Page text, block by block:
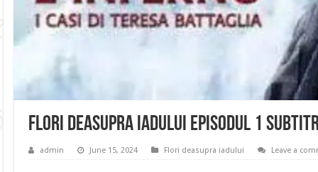
Flori deasupra iadului Episodul 1
admin June 15, 2024 Flori deasupra iadului Leave a